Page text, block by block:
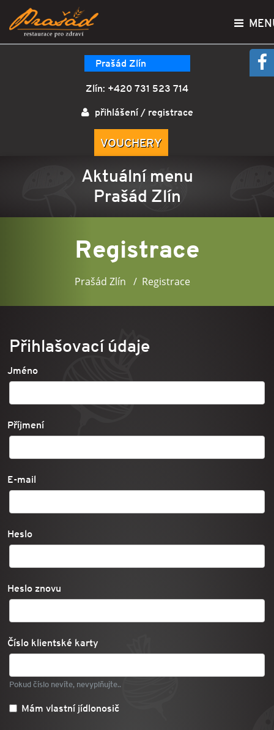
Prašád Zlín
Zlín: +420 731 523 714
přihlášení/ registrace
VOUCHERY
Aktuální menu
Prašád Zlín
Registrace
Prašád Zlín Registrace
Přihlašovací údaje
Jméno
Příjmení
E-mail
Heslo
Heslo znovu
Číslo klientské karty
Pokud číslo nevíte, nevyplňujte..
Mám vlastní jídlonosič